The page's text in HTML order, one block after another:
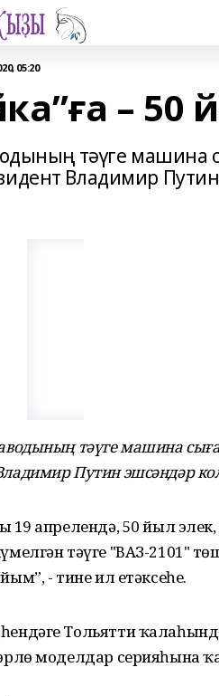
05:20
– 50
тәүге
Владимир
тәүге машина
Путин эшсәндәр
19 апрелендә, 50 йыл
тәүге "ВАЗ-2101"
- тине ил етәксеһе.
Тольятти
моделдар серияһына